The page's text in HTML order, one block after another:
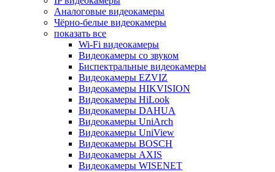
Аналоговые видеокамеры
Чёрно-белые видеокамеры
показать все
Wi-Fi видеокамеры
Видеокамеры со звуком
Биспектральные видеокамеры
Видеокамеры EZVIZ
Видеокамеры HIKVISION
Видеокамеры HiLook
Видеокамеры DAHUA
Видеокамеры UniArch
Видеокамеры UniView
Видеокамеры BOSCH
Видеокамеры AXIS
Видеокамеры WISENET